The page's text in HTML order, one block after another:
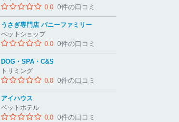
0.0 0件の口コミ
うさぎ専門店 バニーファミリー
ペットショップ
0.0 0件の口コミ
DOG・SPA・C&S
トリミング
0.0 0件の口コミ
アイハウス
ペットホテル
0.0 0件の口コミ